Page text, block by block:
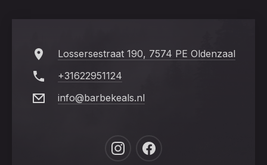
Lossersestraat 190, 7574 PE Oldenzaal
+31622951124
info@barbekeals.nl
New New